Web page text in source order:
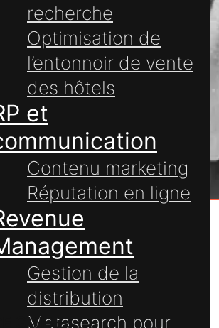
Communication
avec
les
voyageurs
Technologie
hôtelière
recherche
Optimisation de
l’entonnoir de vente
des hôtels
et
Contenu marketing
Réputation en ligne
Gestion de la
distribution
Metasearch pour
GUIDE !